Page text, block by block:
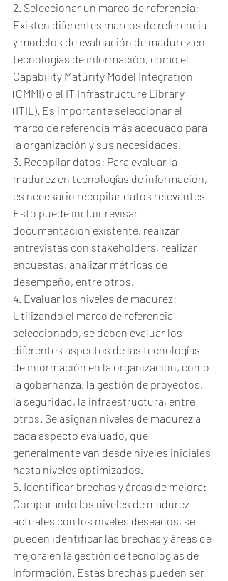
2. Seleccionar un marco de referencia:
Existen diferentes marcos de referencia
y modelos de evaluación de madurez en
tecnologías de información, como el
Capability Maturity Model Integration
(CMMI) o el IT Infrastructure Library
(ITIL). Es importante seleccionar el
marco de referencia más adecuado para
la organización y sus necesidades.
3. Recopilar datos: Para evaluar la
madurez en tecnologías de información,
es necesario recopilar datos relevantes.
Esto puede incluir revisar
documentación existente, realizar
entrevistas con stakeholders, realizar
encuestas, analizar métricas de
desempeño, entre otros.
4. Evaluar los niveles de madurez:
Utilizando el marco de referencia
seleccionado, se deben evaluar los
diferentes aspectos de las tecnologías
de información en la organización, como
la gobernanza, la gestión de proyectos,
la seguridad, la infraestructura, entre
otros. Se asignan niveles de madurez a
cada aspecto evaluado, que
generalmente van desde niveles iniciales
hasta niveles optimizados.
5. Identificar brechas y áreas de mejora:
Comparando los niveles de madurez
actuales con los niveles deseados, se
pueden identificar las brechas y áreas de
mejora en la gestión de tecnologías de
información. Estas brechas pueden ser